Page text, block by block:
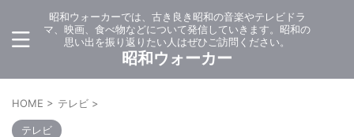
昭和ウォーカーでは、古き良き昭和の音楽やテレビドラ
マ、映画、食べ物などについて発信していきます。昭和の
思い出を振り返りたい人はぜひご訪問ください。
昭和ウォーカー
HOME > テレビ >
テレビ